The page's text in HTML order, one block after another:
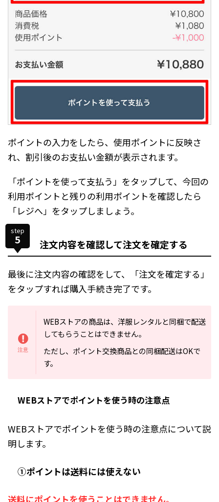
ポイントの入力をしたら、使用ポイントに反映さ
れ、割引後のお支払い金額が表示されます。
「ポイントを使って支払う」をタップして、今回の
利用ポイントと残りの利用ポイントを確認したら
「レジへ」をタップしましょう。
step
5 注文内容を確認して注文を確定する
最後に注文内容の確認をして、「注文を確定する」
をタップすれば購入手続き完了です。
WEBストアの商品は、洋服レンタルと同梱で配送
してもらうことはできません。
ただし、ポイント交換商品との同梱配送はOKで
す。
WEBストアでポイントを使う時の注意点
WEBストアでポイントを使う時の注意点について説
明します。
①ポイントは送料には使えない
送料にポイントを使うことはできません。